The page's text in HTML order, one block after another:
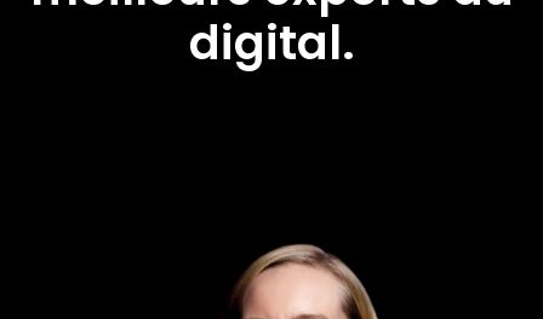
digital.